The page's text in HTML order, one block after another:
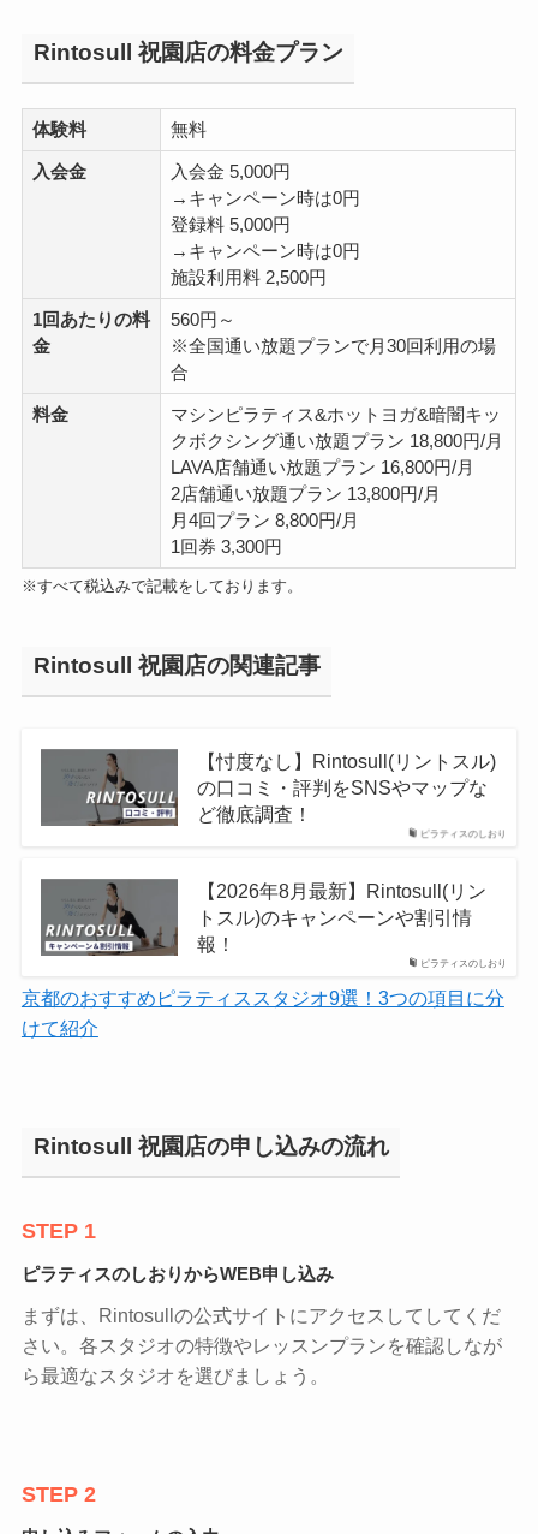
Rintosull 祝園店の料金プラン
体験料 無料
入会金
入会金 5,000円
→キャンペーン時は0円
登録料 5,000円
→キャンペーン時は0円
施設利用料 2,500円
1回あたりの料
金
560円～
※全国通い放題プランで月30回利用の場
合
料金
マシンピラティス&ホットヨガ&暗闇キッ
クボクシング通い放題プラン 18,800円/月
LAVA店舗通い放題プラン 16,800円/月
2店舗通い放題プラン 13,800円/月
月4回プラン 8,800円/月
1回券 3,300円
※すべて税込みで記載をしております。
Rintosull 祝園店の関連記事
ピラティスのしおり
【忖度なし】Rintosull(リントスル)
の口コミ・評判をSNSやマップな
ど徹底調査！
ピラティスのしおり
【2026年8月最新】Rintosull(リン
トスル)のキャンペーンや割引情
報！
京都のおすすめピラティススタジオ9選！3つの項目に分
けて紹介
Rintosull 祝園店の申し込みの流れ
STEP 1
ピラティスのしおりからWEB申し込み
まずは、Rintosullの公式サイトにアクセスしてしてくだ
さい。各スタジオの特徴やレッスンプランを確認しなが
ら最適なスタジオを選びましょう。
STEP 2